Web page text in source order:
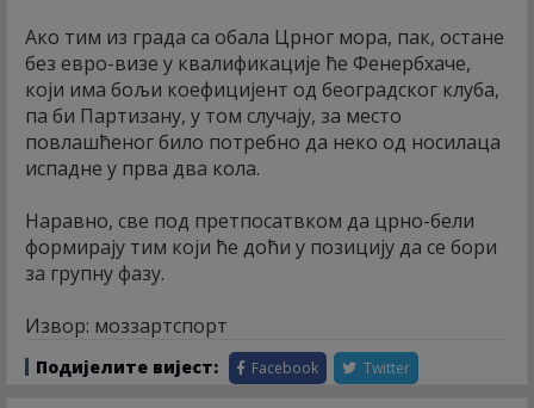
Ако тим из града са обала Црног мора, пак, остане
без евро-визе у квалификације ће Фенербхаче,
који има бољи коефицијент од београдског клуба,
па би Партизану, у том случају, за место
повлашћеног било потребно да неко од носилаца
испадне у прва два кола.
Наравно, све под претпосатвком да црно-бели
формирају тим који ће доћи у позицију да се бори
за групну фазу.
Извор: моззартспорт
Подијелите вијест: Facebook Twitter